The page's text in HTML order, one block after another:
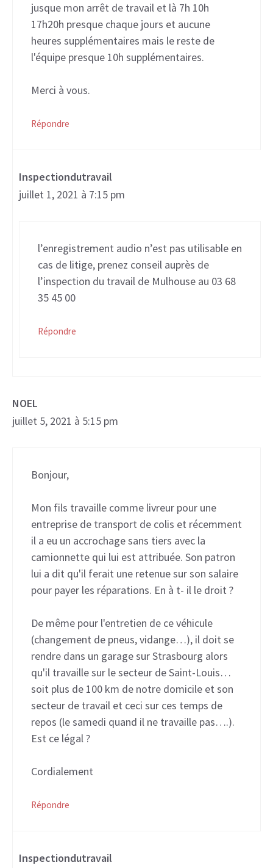
jusque mon arrêt de travail et là 7h 10h
17h20h presque chaque jours et aucune
heures supplémentaires mais le reste de
l'équipe presque 10h supplémentaires.
Merci à vous.
Répondre
Inspectiondutravail
juillet 1, 2021 à 7:15 pm
l’enregistrement audio n’est pas utilisable en
cas de litige, prenez conseil auprès de
l’inspection du travail de Mulhouse au 03 68
35 45 00
Répondre
NOEL
juillet 5, 2021 à 5:15 pm
Bonjour,
Mon fils travaille comme livreur pour une
entreprise de transport de colis et récemment
il a eu un accrochage sans tiers avec la
camionnette qui lui est attribuée. Son patron
lui a dit qu'il ferait une retenue sur son salaire
pour payer les réparations. En à t- il le droit ?
De même pour l'entretien de ce véhicule
(changement de pneus, vidange…), il doit se
rendre dans un garage sur Strasbourg alors
qu'il travaille sur le secteur de Saint-Louis…
soit plus de 100 km de notre domicile et son
secteur de travail et ceci sur ces temps de
repos (le samedi quand il ne travaille pas….).
Est ce légal ?
Cordialement
Répondre
Inspectiondutravail